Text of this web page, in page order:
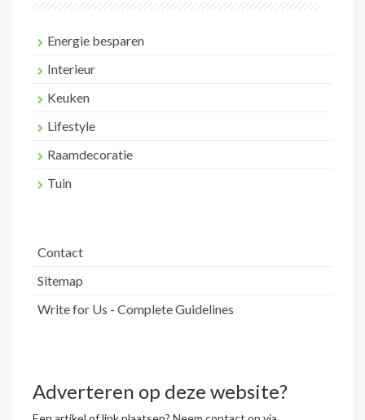
Energie besparen
Interieur
Keuken
Lifestyle
Raamdecoratie
Tuin
Contact
Sitemap
Write for Us - Complete Guidelines
Adverteren op deze website?